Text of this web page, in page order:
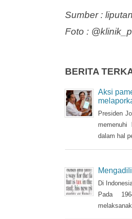
Sumber :
Foto :
BERITA
Aksi
Presiden
dalam hal
Di
Pada